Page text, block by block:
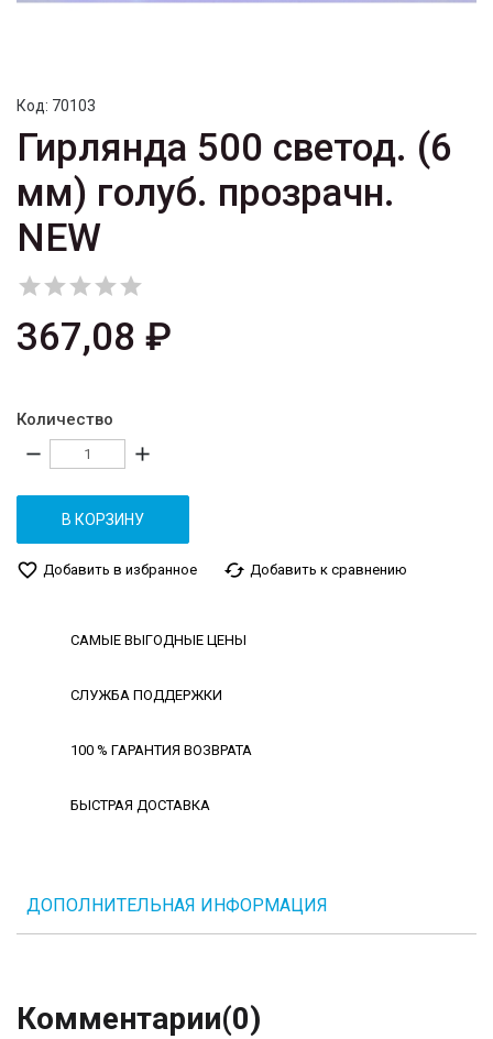
Код: 70103
Гирлянда 500 светод. (6
мм) голуб. прозрачн.
NEW

367,08 ₽
Количество
remove add
В КОРЗИНУ
favorite_border Добавить в избранное cached Добавить к сравнению
САМЫЕ ВЫГОДНЫЕ ЦЕНЫ
СЛУЖБА ПОДДЕРЖКИ
100 % ГАРАНТИЯ ВОЗВРАТА
БЫСТРАЯ ДОСТАВКА
ДОПОЛНИТЕЛЬНАЯ ИНФОРМАЦИЯ
Комментарии(0)